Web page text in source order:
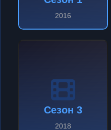
2016
Сезон 3
2018